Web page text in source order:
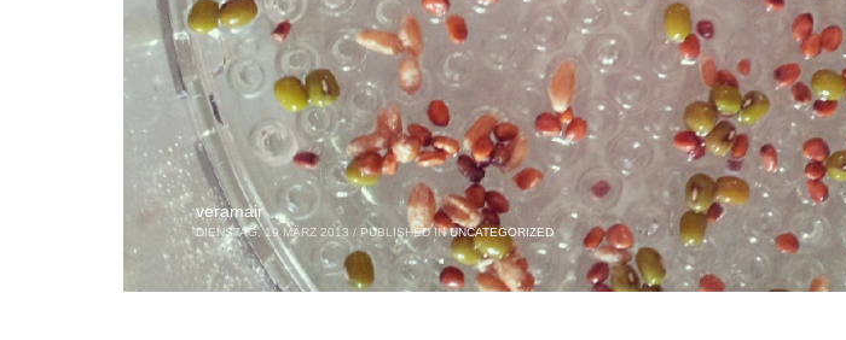
veramair
DIENSTAG, 19 MÄRZ 2013 / PUBLISHED IN UNCATEGORIZED